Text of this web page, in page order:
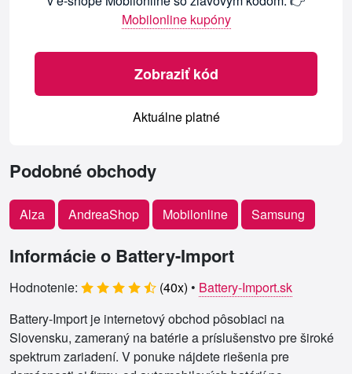
Mobilonline kupóny
Zobraziť kód
Aktuálne platné
Podobné obchody
Alza AndreaShop Mobilonline Samsung
Informácie o Battery-Import
Hodnotenie: (40x) • Battery-Import.sk
Battery-Import je internetový obchod pôsobiaci na
Slovensku, zameraný na batérie a príslušenstvo pre široké
spektrum zariadení. V ponuke nájdete riešenia pre